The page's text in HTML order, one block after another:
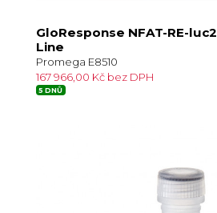
GloResponse NFAT-RE-
Line
Promega E8510
167 966,00 Kč bez DPH
5 DNŮ